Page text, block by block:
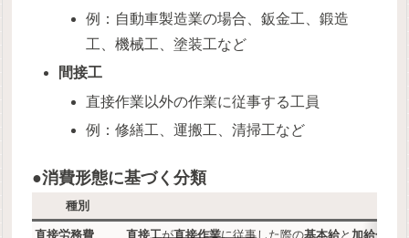
例：自動車製造業の場合、鈑金工、鍛造
工、機械工、塗装工など
間接工
直接作業以外の作業に従事する工員
例：修繕工、運搬工、清掃工など
●消費形態に基づく分類
種別
直接労務費 直接工が直接作業に従事した際の基本給と加給金